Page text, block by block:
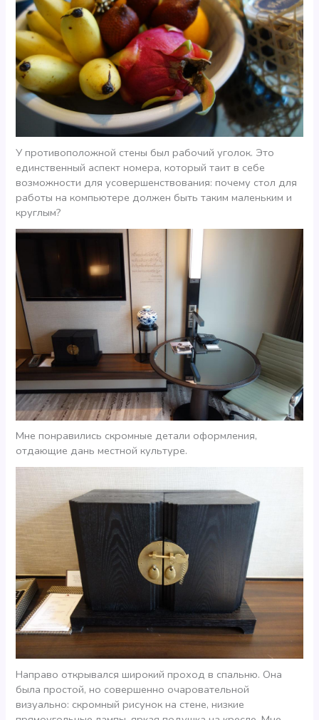
У противоположной стены был рабочий уголок. Это
единственный аспект номера, который таит в себе
возможности для усовершенствования: почему стол для
работы на компьютере должен быть таким маленьким и
круглым?
Мне понравились скромные детали оформления,
отдающие дань местной культуре.
Направо открывался широкий проход в спальню. Она
была простой, но совершенно очаровательной
визуально: скромный рисунок на стене, низкие